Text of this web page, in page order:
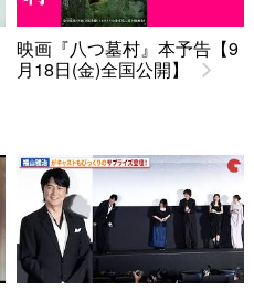
映画『八つ墓村』本予告【9
月18日(金)全国公開】